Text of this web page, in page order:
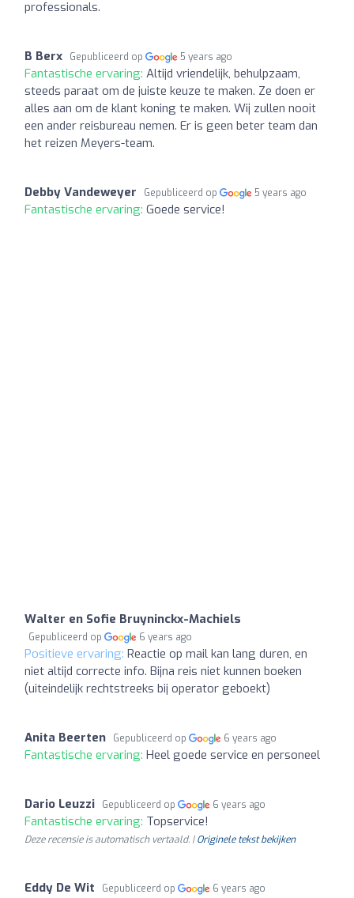
professionals.
B Berx Gepubliceerd op 5 years ago
Fantastische ervaring: Altijd vriendelijk, behulpzaam,
steeds paraat om de juiste keuze te maken. Ze doen er
alles aan om de klant koning te maken. Wij zullen nooit
een ander reisbureau nemen. Er is geen beter team dan
het reizen Meyers-team.
Debby Vandeweyer Gepubliceerd op 5 years ago
Fantastische ervaring: Goede service!
Walter en Sofie Bruyninckx-Machiels
Gepubliceerd op 6 years ago
Positieve ervaring: Reactie op mail kan lang duren, en
niet altijd correcte info. Bijna reis niet kunnen boeken
(uiteindelijk rechtstreeks bij operator geboekt)
Anita Beerten Gepubliceerd op 6 years ago
Fantastische ervaring: Heel goede service en personeel
Dario Leuzzi Gepubliceerd op 6 years ago
Fantastische ervaring: Topservice!
Deze recensie is automatisch vertaald. |Originele tekst bekijken
Eddy De Wit Gepubliceerd op 6 years ago